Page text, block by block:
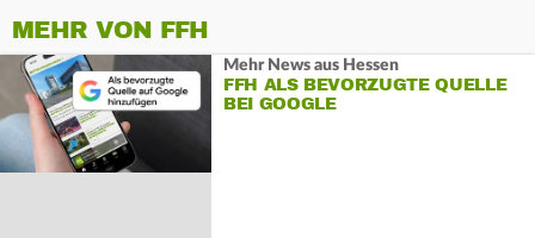
MEHR VON FFH
Mehr News aus Hessen
FFH ALS BEVORZUGTE QUELLE
BEI GOOGLE